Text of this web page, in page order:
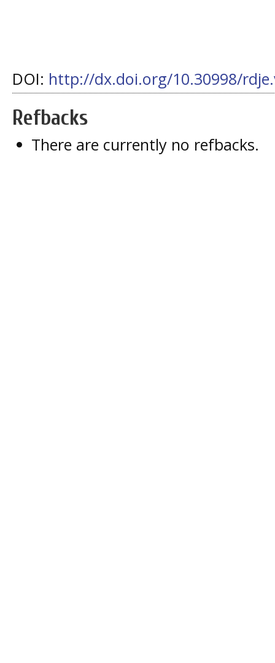
DOI: http://dx.doi.org/10.30998/
Refbacks
There are currently no refbacks.